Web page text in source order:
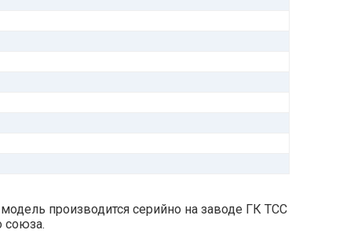
производится серийно на заводе ГК ТСС
союза.